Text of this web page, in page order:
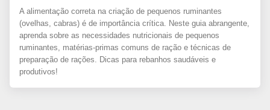
A alimentação correta na criação de pequenos ruminantes
(ovelhas, cabras) é de importância crítica. Neste guia abrangente,
aprenda sobre as necessidades nutricionais de pequenos
ruminantes, matérias-primas comuns de ração e técnicas de
preparação de rações. Dicas para rebanhos saudáveis e
produtivos!